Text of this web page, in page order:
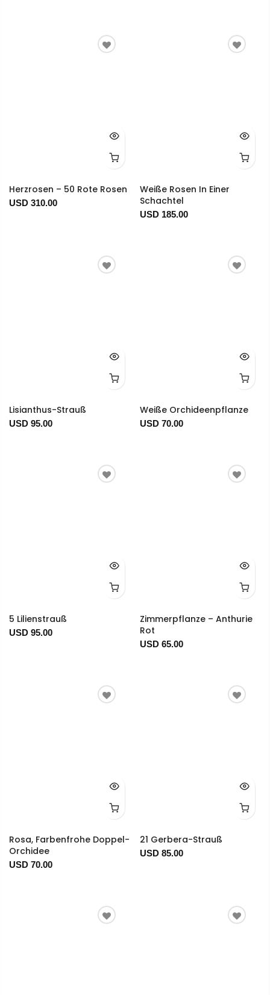
Herzrosen – 50 Rote Rosen
USD 310.00
Weiße Rosen In Einer
Schachtel
USD 185.00
Lisianthus-Strauß
USD 95.00
Weiße Orchideenpflanze
USD 70.00
5 Lilienstrauß
USD 95.00
Zimmerpflanze – Anthurie
Rot
USD 65.00
Rosa, Farbenfrohe Doppel-
Orchidee
USD 70.00
21 Gerbera-Strauß
USD 85.00